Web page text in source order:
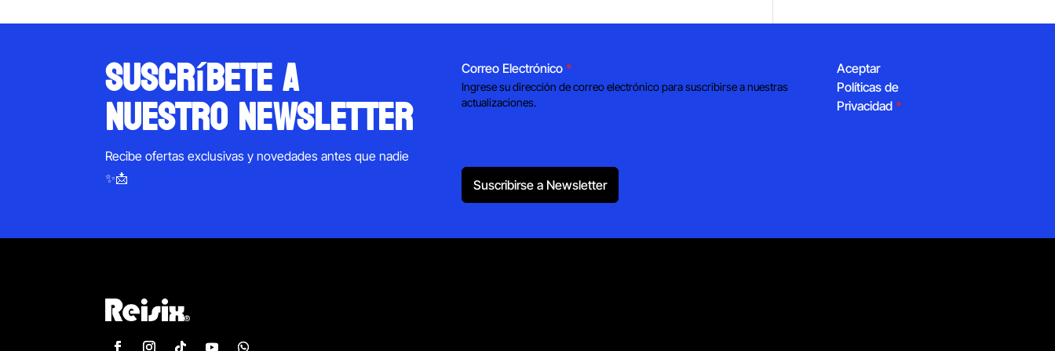
suscríbete a
nuestro newsletter
Recibe ofertas exclusivas y novedades antes que nadie
✨📩
Correo Electrónico *
Ingrese su dirección de correo electrónico para suscribirse a nuestras
actualizaciones.
Aceptar
Políticas de
Privacidad *
Suscribirse a Newsletter